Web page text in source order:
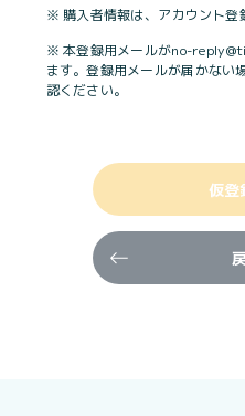
※ 購入者情報は、アカウント登
※ 本登録用メールがno-
ます。登録用メールが届かない
認ください。
仮登